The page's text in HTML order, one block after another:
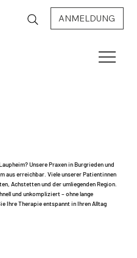
ANMELDUNG
Unsere Praxen in Burgrieden und
aus erreichbar. Viele unserer Patientinnen
Achstetten und der umliegenden Region.
und unkompliziert – ohne lange
Ihre Therapie entspannt in Ihren Alltag